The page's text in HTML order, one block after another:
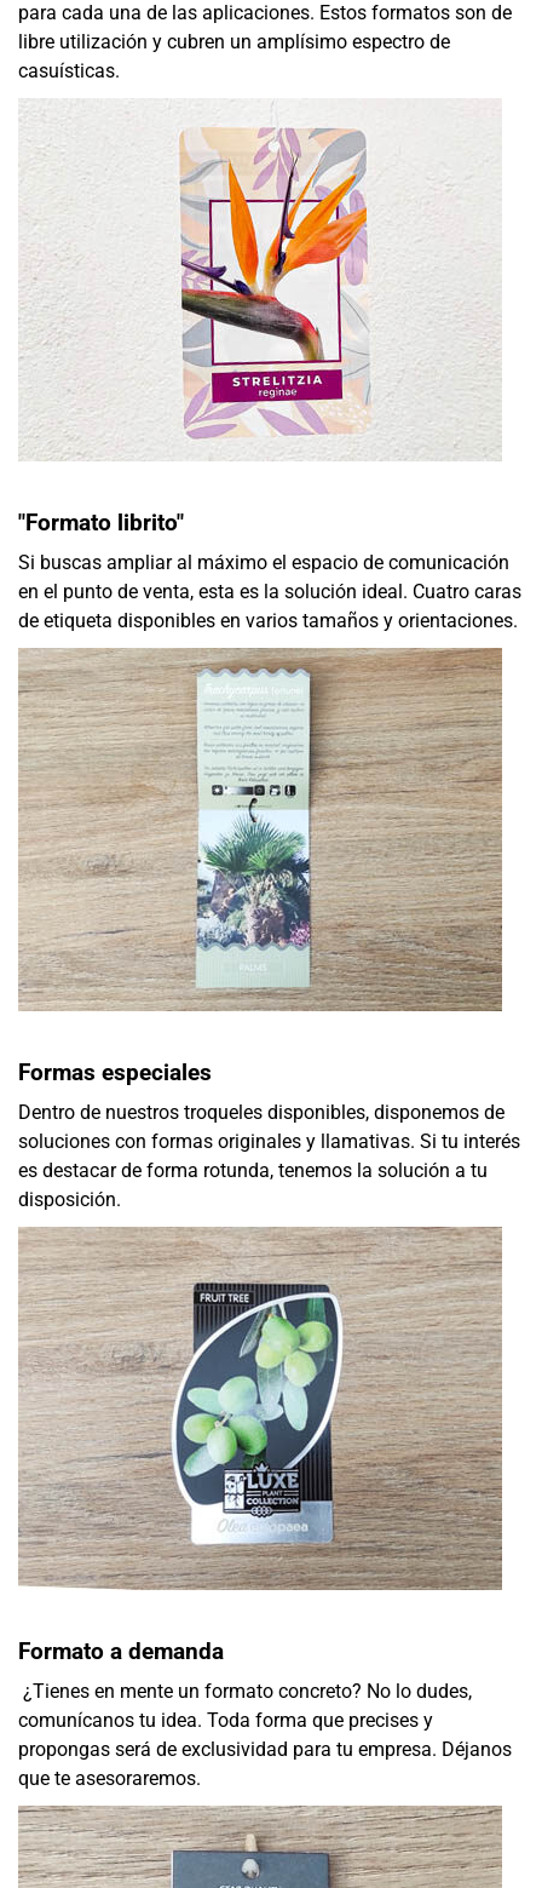
para cada una de las aplicaciones. Estos formatos son de
libre utilización y cubren un amplísimo espectro de
casuísticas.
"Formato librito"
Si buscas ampliar al máximo el espacio de comunicación
en el punto de venta, esta es la solución ideal. Cuatro caras
de etiqueta disponibles en varios tamaños y orientaciones.
Formas especiales
Dentro de nuestros troqueles disponibles, disponemos de
soluciones con formas originales y llamativas. Si tu interés
es destacar de forma rotunda, tenemos la solución a tu
disposición.
Formato a demanda
¿Tienes en mente un formato concreto? No lo dudes,
comunícanos tu idea. Toda forma que precises y
propongas será de exclusividad para tu empresa. Déjanos
que te asesoraremos.